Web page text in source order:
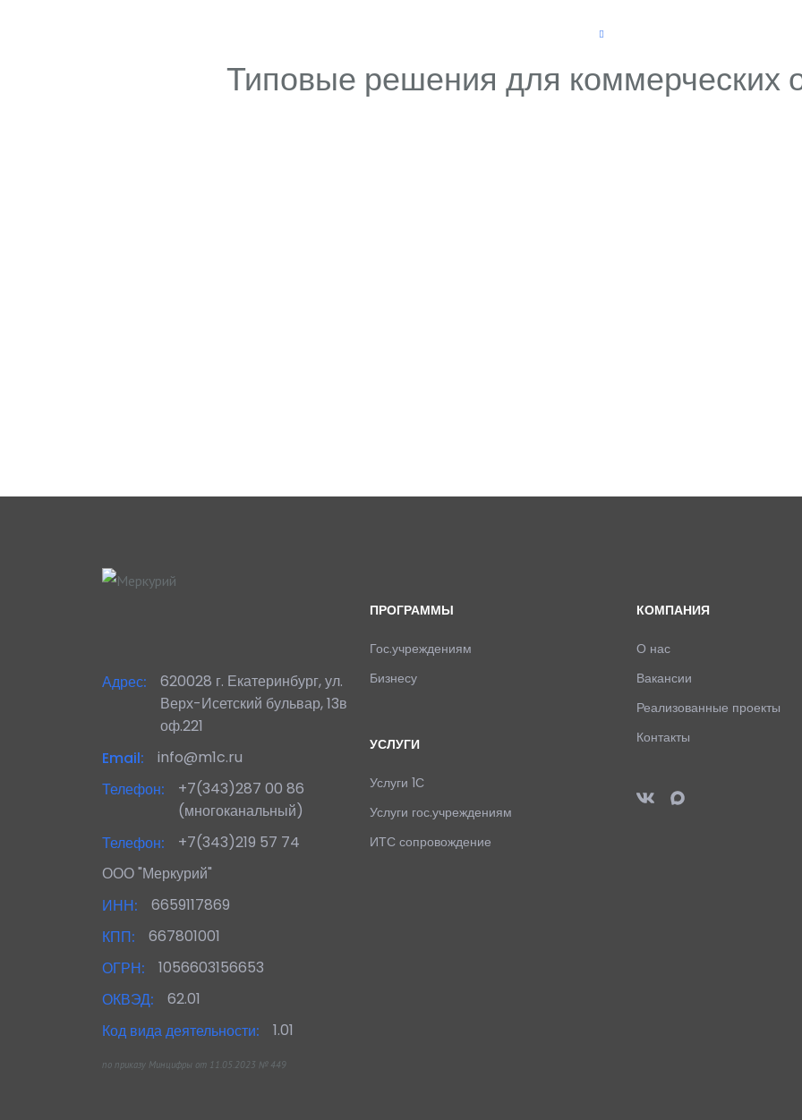
Типовые решения для коммерческих
Адрес:
620028 г. Екатеринбург, ул.
Верх-Исетский бульвар, 13в
оф.221
Email:
info@m1c.ru
Телефон:
+7(343)287 00 86
(многоканальный)
Телефон:
+7(343)219 57 74
ООО "Меркурий"
ИНН:
6659117869
КПП:
667801001
ОГРН:
1056603156653
ОКВЭД:
62.01
Код вида деятельности:
1.01
по приказу Минцифры от 11.05.2023 № 449
ПРОГРАММЫ
Гос.учреждениям
Бизнесу
УСЛУГИ
Услуги 1С
Услуги гос.учреждениям
ИТС сопровождение
КОМПАНИЯ
О нас
Вакансии
Реализованные проекты
Контакты